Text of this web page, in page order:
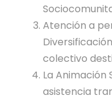
Atención a
colectivo
La
asistencia